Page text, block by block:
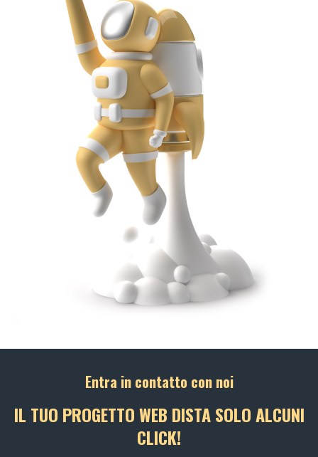
Entra in contatto con noi
IL TUO PROGETTO WEB DISTA SOLO ALCUNI
CLICK!